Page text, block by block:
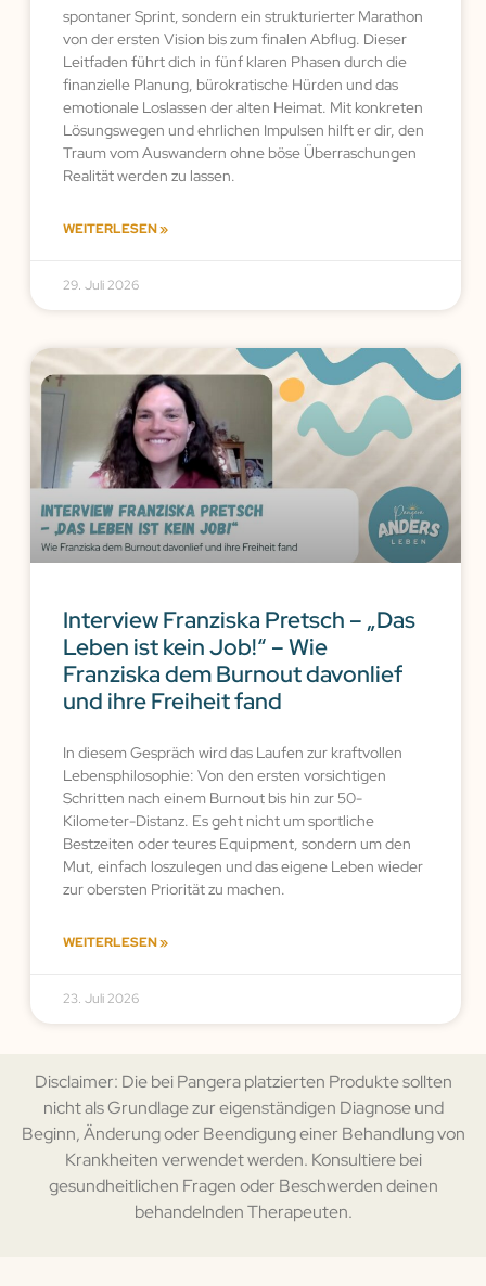
spontaner Sprint, sondern ein strukturierter Marathon
von der ersten Vision bis zum finalen Abflug. Dieser
Leitfaden führt dich in fünf klaren Phasen durch die
finanzielle Planung, bürokratische Hürden und das
emotionale Loslassen der alten Heimat. Mit konkreten
Lösungswegen und ehrlichen Impulsen hilft er dir, den
Traum vom Auswandern ohne böse Überraschungen
Realität werden zu lassen.
WEITERLESEN »
29. Juli 2026
Interview Franziska Pretsch – „Das
Leben ist kein Job!“ – Wie
Franziska dem Burnout davonlief
und ihre Freiheit fand
In diesem Gespräch wird das Laufen zur kraftvollen
Lebensphilosophie: Von den ersten vorsichtigen
Schritten nach einem Burnout bis hin zur 50-
Kilometer-Distanz. Es geht nicht um sportliche
Bestzeiten oder teures Equipment, sondern um den
Mut, einfach loszulegen und das eigene Leben wieder
zur obersten Priorität zu machen.
WEITERLESEN »
23. Juli 2026
Disclaimer: Die bei Pangera platzierten Produkte sollten
nicht als Grundlage zur eigenständigen Diagnose und
Beginn, Änderung oder Beendigung einer Behandlung von
Krankheiten verwendet werden. Konsultiere bei
gesundheitlichen Fragen oder Beschwerden deinen
behandelnden Therapeuten.